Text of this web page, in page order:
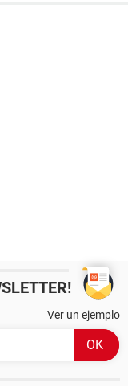
Ver un ejemplo